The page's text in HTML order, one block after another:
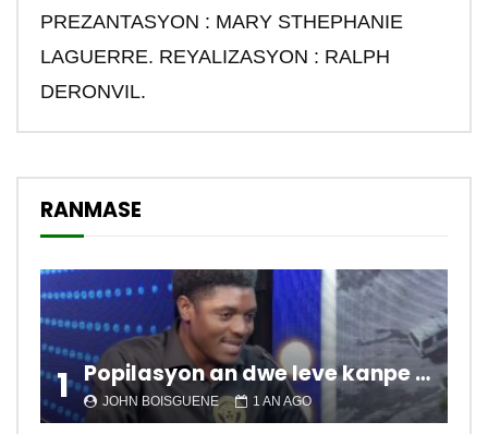
PREZANTASYON : MARY STHEPHANIE
LAGUERRE. REYALIZASYON : RALPH
DERONVIL.
RANMASE
1 Popilasyon an dwe leve kanpe pou chanje sitiyasyon kawotik l’ap viv nan peyi a.
JOHN BOISGUENE 1 AN AGO